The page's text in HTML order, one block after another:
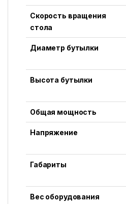
Скорость вращения
стола
Диаметр бутылки
Высота бутылки
Общая мощность
Напряжение
Габариты
Вес оборудования